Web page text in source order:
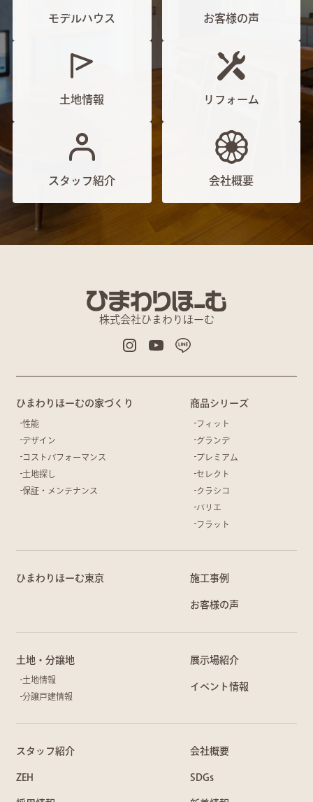
モデルハウス お客様の声
土地情報 リフォーム
スタッフ紹介 会社概要
株式会社ひまわりほーむ
ひまわりほーむの家づくり
性能
デザイン
コストパフォーマンス
土地探し
保証・メンテナンス
商品シリーズ
フィット
グランデ
プレミアム
セレクト
クラシコ
バリエ
フラット
ひまわりほーむ東京 施工事例
お客様の声
土地・分譲地
土地情報
分譲戸建情報
展示場紹介
イベント情報
スタッフ紹介 会社概要
ZEH SDGs